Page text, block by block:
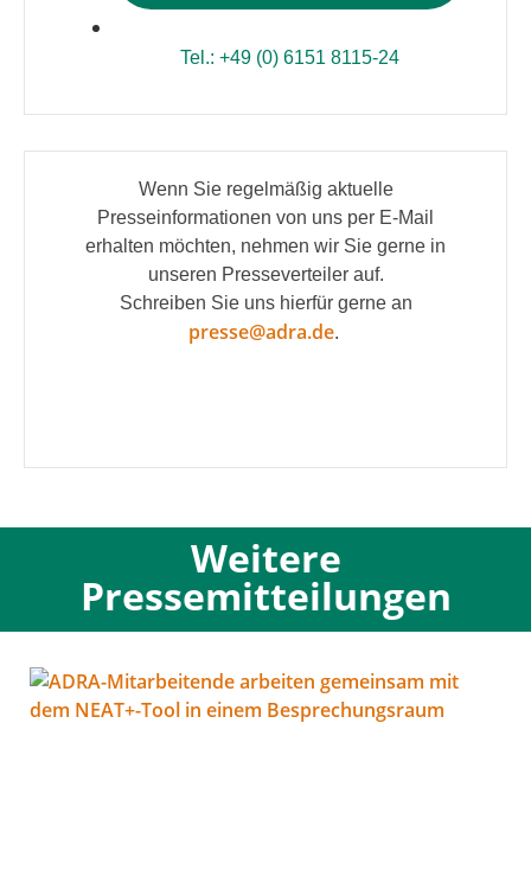
Tel.: +49 (0) 6151 8115-24
Wenn Sie regelmäßig aktuelle
Presseinformationen von uns per E-Mail
erhalten möchten, nehmen wir Sie gerne in
unseren Presseverteiler auf.
Schreiben Sie uns hierfür gerne an
presse@adra.de.
Weitere
Pressemitteilungen